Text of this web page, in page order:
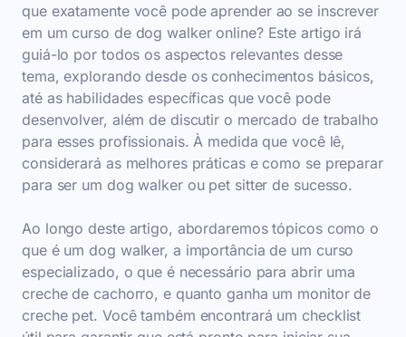
que exatamente você pode aprender ao se inscrever
em um curso de dog walker online? Este artigo irá
guiá-lo por todos os aspectos relevantes desse
tema, explorando desde os conhecimentos básicos,
até as habilidades específicas que você pode
desenvolver, além de discutir o mercado de trabalho
para esses profissionais. À medida que você lê,
considerará as melhores práticas e como se preparar
para ser um dog walker ou pet sitter de sucesso.
Ao longo deste artigo, abordaremos tópicos como o
que é um dog walker, a importância de um curso
especializado, o que é necessário para abrir uma
creche de cachorro, e quanto ganha um monitor de
creche pet. Você também encontrará um checklist